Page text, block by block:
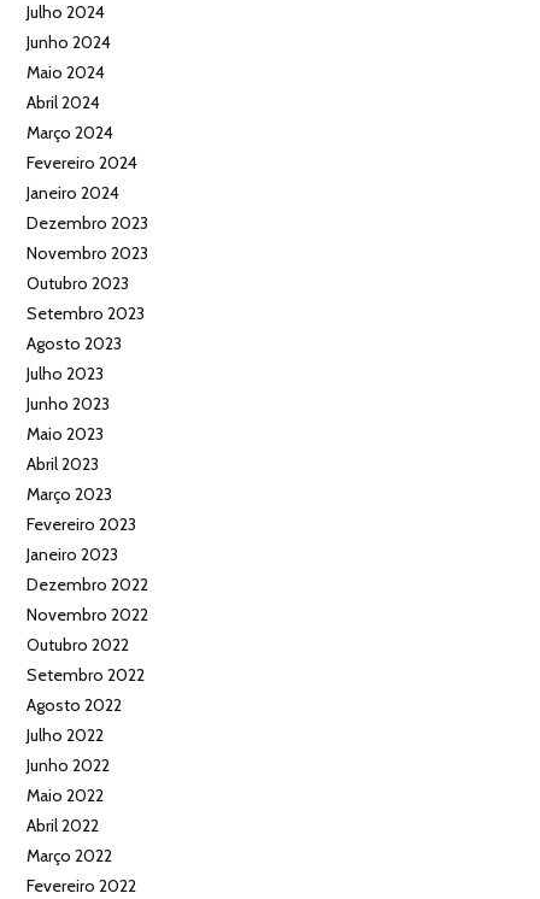
Julho 2024
Junho 2024
Maio 2024
Abril 2024
Março 2024
Fevereiro 2024
Janeiro 2024
Dezembro 2023
Novembro 2023
Outubro 2023
Setembro 2023
Agosto 2023
Julho 2023
Junho 2023
Maio 2023
Abril 2023
Março 2023
Fevereiro 2023
Janeiro 2023
Dezembro 2022
Novembro 2022
Outubro 2022
Setembro 2022
Agosto 2022
Julho 2022
Junho 2022
Maio 2022
Abril 2022
Março 2022
Fevereiro 2022